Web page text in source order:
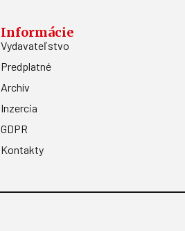
Informácie
Vydavateľstvo
Predplatné
Archív
Inzercia
GDPR
Kontakty